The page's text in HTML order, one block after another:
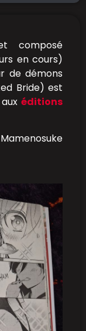
composé
en cours)
de démons
Bride) est
éditions